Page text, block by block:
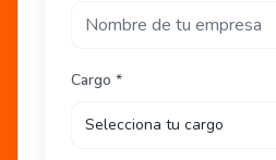
Cargo *
Selecciona tu cargo